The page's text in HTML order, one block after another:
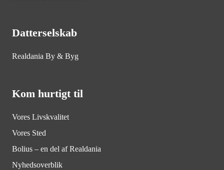
Datterselskab
Realdania By & Byg
Kom hurtigt til
Vores Livskvalitet
Vores Sted
Bolius – en del af Realdania
Nyhedsoverblik